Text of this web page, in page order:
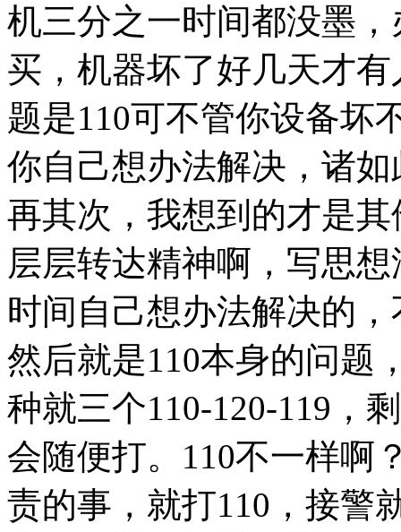
机三分之一时间都没墨
买，机器坏了好几天才
题是110可不管你设备坏
你自己想办法解决，诸
再其次，我想到的才是
层层转达精神啊，写思
时间自己想办法解决的
然后就是110本身的问题
种就三个110-120-119，
会随便打。110不一样啊
责的事，就打110，接警